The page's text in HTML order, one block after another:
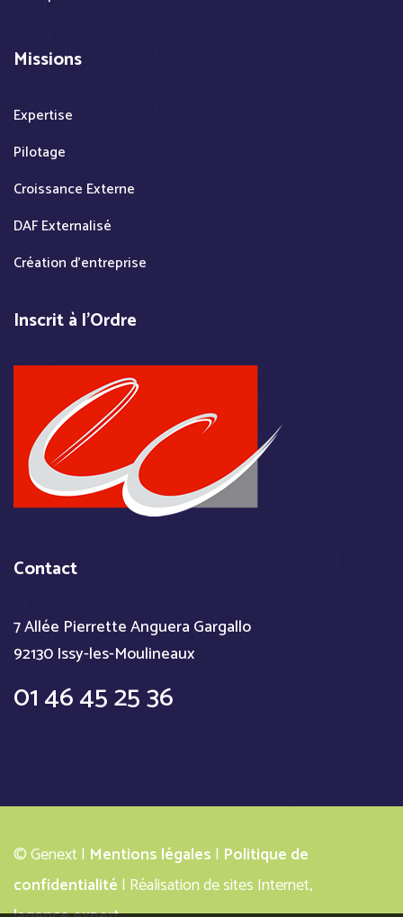
Missions
Expertise
Pilotage
Croissance Externe
DAF Externalisé
Création d'entreprise
Inscrit à l'Ordre
Contact
7 Allée Pierrette Anguera Gargallo
92130 Issy-les-Moulineaux
01 46 45 25 36
© Genext | Mentions légales | Politique de
confidentialité | Réalisation de sites Internet,